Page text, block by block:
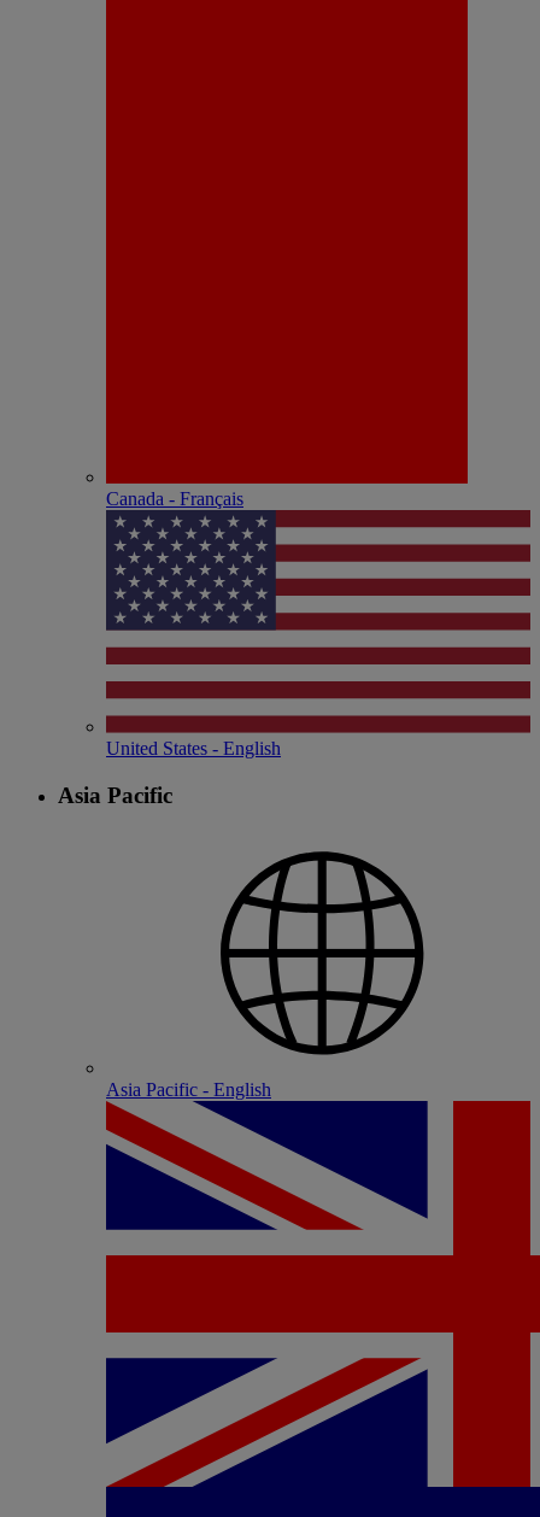
Canada - Français
United States - English
Asia Pacific
Asia Pacific - English